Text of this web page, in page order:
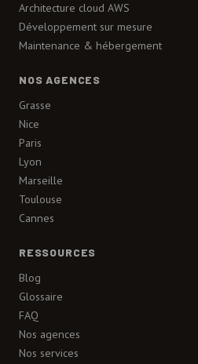
Architecture cloud AWS
Développement sur mesure
Maintenance & hébergement
NOS AGENCES
Grasse
Nice
Paris
Lyon
Marseille
Toulouse
Cannes
RESSOURCES
Blog
Glossaire
FAQ
Nos agences
Nos services